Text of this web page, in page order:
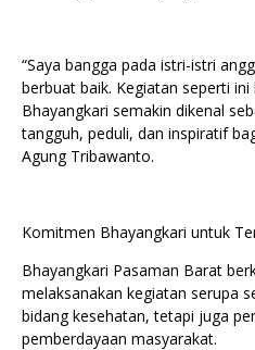
“Saya bangga pada istri-istri
berbuat baik. Kegiatan seperti
Bhayangkari semakin dikenal
tangguh, peduli, dan inspiratif
Agung Tribawanto.
Komitmen Bhayangkari untuk
Bhayangkari Pasaman Barat
melaksanakan kegiatan serupa
bidang kesehatan, tetapi juga
pemberdayaan masyarakat.